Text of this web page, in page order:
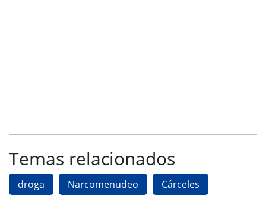
Temas relacionados
droga Narcomenudeo Cárceles